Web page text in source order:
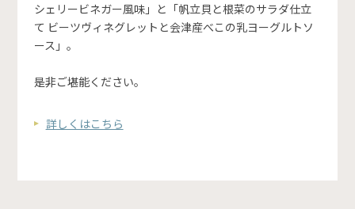
シェリービネガー風味」と「帆立貝と根菜のサラダ仕立
て ビーツヴィネグレットと会津産べこの乳ヨーグルトソ
ース」。
是非ご堪能ください。
詳しくはこちら